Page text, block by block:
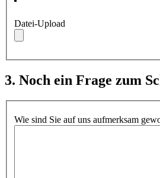
Datei-Upload
3. Noch ein Frage zum
Wie sind Sie auf uns aufmerksam